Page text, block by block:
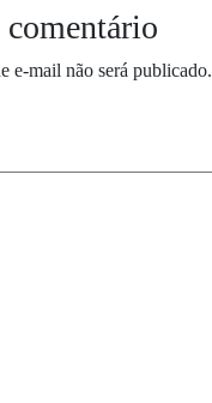
e-mail não será publicado.